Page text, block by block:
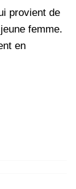
provient de
femme.
en